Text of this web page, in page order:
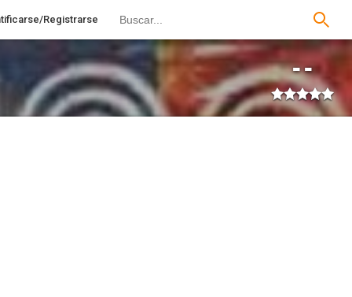
Registrarse
--